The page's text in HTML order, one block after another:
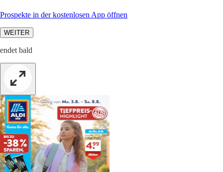
Prospekte in der kostenlosen App öffnen
WEITER
endet bald